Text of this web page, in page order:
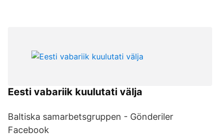
Eesti vabariik kuulutati välja
Baltiska samarbetsgruppen - Gönderiler
Facebook